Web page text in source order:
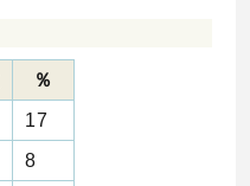
％
17
8